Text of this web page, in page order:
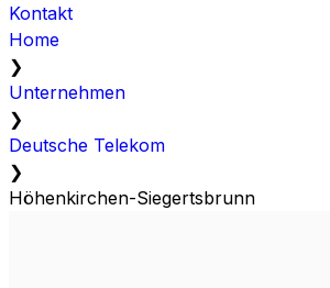
Kontakt
Home
❯
Unternehmen
❯
Deutsche Telekom
❯
Höhenkirchen-Siegertsbrunn